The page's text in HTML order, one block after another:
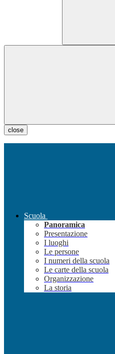
close
Scuola
Panoramica
Presentazione
I luoghi
Le persone
I numeri della scuola
Le carte della scuola
Organizzazione
La storia